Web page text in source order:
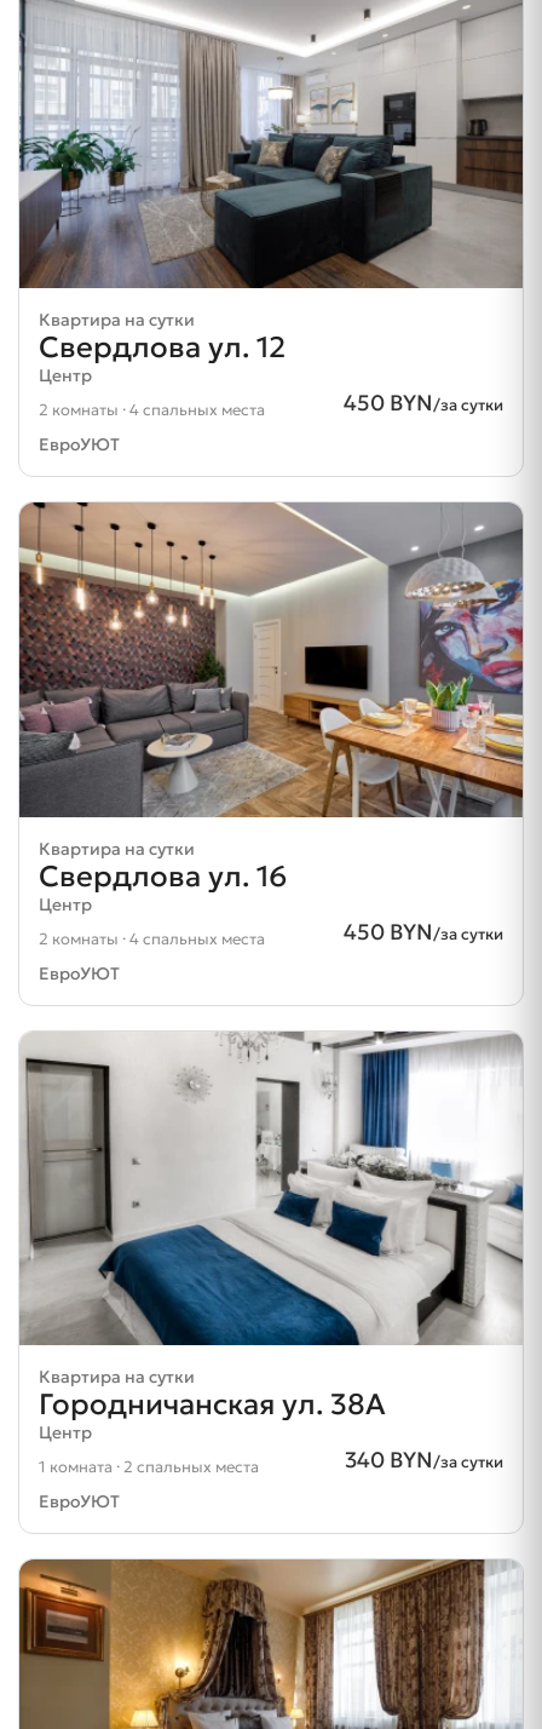
Квартира на сутки
Свердлова ул. 12
Центр
450 BYN/за сутки
2 комнаты · 4 спальных места
ЕвроУЮТ
Квартира на сутки
Свердлова ул. 16
Центр
450 BYN/за сутки
2 комнаты · 4 спальных места
ЕвроУЮТ
Квартира на сутки
Городничанская ул. 38А
Центр
340 BYN/за сутки
1 комната · 2 спальных места
ЕвроУЮТ